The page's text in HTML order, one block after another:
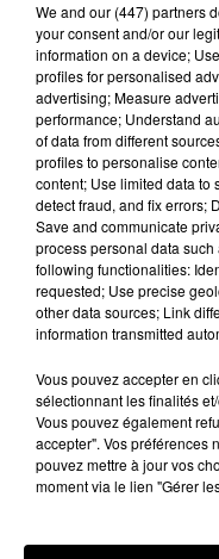
Lecture (2
100%
100% Radio les
22 mai 2024 - 2 min
LES INFOS DE
14H01
Les infos de l'Aude
We and our (447) partners
your consent and/or our
information on a device;
profiles for personalised
advertising; Measure
performance; Understand
of data from different
profiles to personalise
content; Use limited data to
detect fraud, and fix errors;
Save and communicate
process personal data
following functionalities:
requested; Use precise
other data sources; Link
information transmitted
Vous pouvez accepter en
sélectionnant les finalités
Vous pouvez également
accepter". Vos préférences
pouvez mettre à jour vos
moment via le lien "Gérer